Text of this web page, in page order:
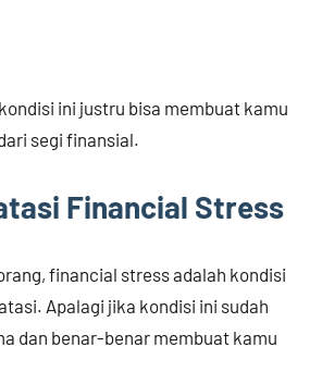
ini justru bisa membuat kamu
segi finansial.
Financial Stress
financial stress adalah kondisi
Apalagi jika kondisi ini sudah
dan benar-benar membuat kamu